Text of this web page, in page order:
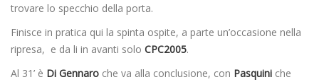
trovare lo specchio della porta.
Finisce in pratica qui la spinta ospite, a parte un’occasione nella
ripresa, e da li in avanti solo CPC2005.
Al 31’ è Di Gennaro che va alla conclusione, con Pasquini che